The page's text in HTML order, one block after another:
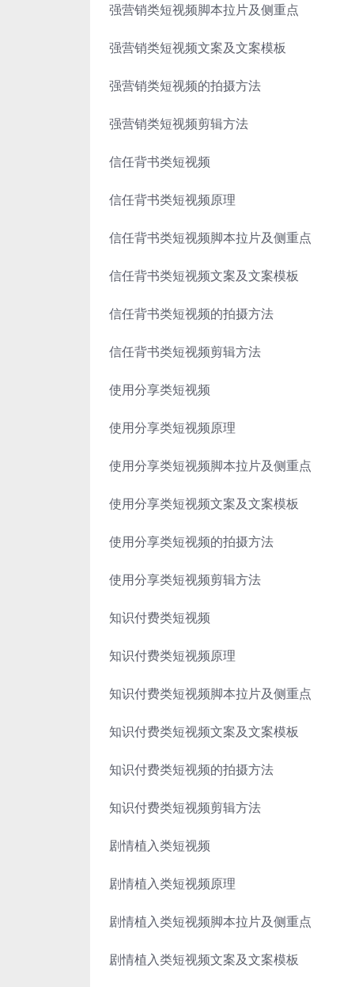
强营销类短视频脚本拉片及侧重点
强营销类短视频文案及文案模板
强营销类短视频的拍摄方法
强营销类短视频剪辑方法
信任背书类短视频
信任背书类短视频原理
信任背书类短视频脚本拉片及侧重点
信任背书类短视频文案及文案模板
信任背书类短视频的拍摄方法
信任背书类短视频剪辑方法
使用分享类短视频
使用分享类短视频原理
使用分享类短视频脚本拉片及侧重点
使用分享类短视频文案及文案模板
使用分享类短视频的拍摄方法
使用分享类短视频剪辑方法
知识付费类短视频
知识付费类短视频原理
知识付费类短视频脚本拉片及侧重点
知识付费类短视频文案及文案模板
知识付费类短视频的拍摄方法
知识付费类短视频剪辑方法
剧情植入类短视频
剧情植入类短视频原理
剧情植入类短视频脚本拉片及侧重点
剧情植入类短视频文案及文案模板